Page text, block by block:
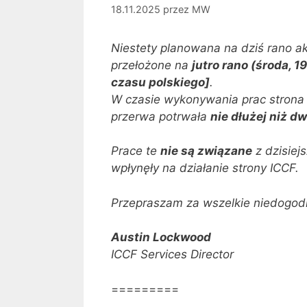
18.11.2025 przez MW
Niestety planowana na dziś rano
przełożone na jutro rano (środa,
czasu polskiego].
W czasie wykonywania prac
przerwa potrwała nie dłużej niż
Prace te nie są związane z
wpłynęły na działanie strony ICCF.
Przepraszam za wszelkie
Austin Lockwood
ICCF Services Director
=========